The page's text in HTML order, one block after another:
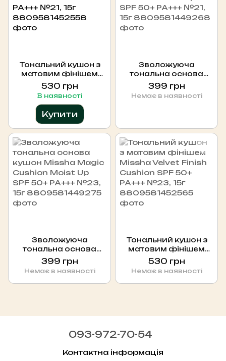
Тональний кушон з
матовим фінішем
Missha Velvet Finish
Cushion SPF 50+ PA+++
530 грн
В наявності
Купити
Зволожуюча
тональна основа
кушон Missha Magic
Cushion Moist Up SPF
399 грн
Немає в наявності
Зволожуюча
тональна основа
кушон Missha Magic
Cushion Moist Up SPF
399 грн
Немає в наявності
Тональний кушон з
матовим фінішем
Missha Velvet Finish
Cushion SPF 50+ PA+++
530 грн
Немає в наявності
093-972-70-54
Контактна інформація